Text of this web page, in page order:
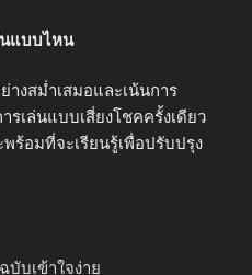
นแบบไหน
างสม่ำเสมอและเน้นการ
รเล่นแบบเสี่ยงโชคครั้งเดียว
ร้อมที่จะเรียนรู้เพื่อปรับปรุง
บับเข้าใจง่าย